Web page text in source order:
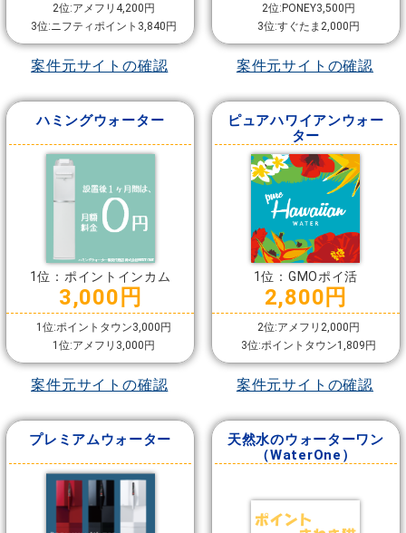
2位:アメフリ4,200円
3位:ニフティポイント3,840円
案件元サイトの確認
2位:PONEY3,500円
3位:すぐたま2,000円
案件元サイトの確認
ハミングウォーター
1位：ポイントインカム
3,000円
1位:ポイントタウン3,000円
1位:アメフリ3,000円
案件元サイトの確認
ピュアハワイアンウォー
ター
1位：GMOポイ活
2,800円
2位:アメフリ2,000円
3位:ポイントタウン1,809円
案件元サイトの確認
プレミアムウォーター
天然水のウォーターワン
（WaterOne）